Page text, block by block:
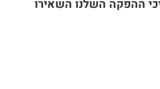
ההפקה השלנו השאירו